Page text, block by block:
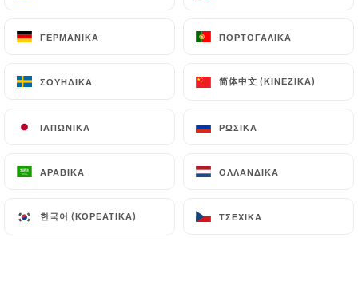
ΓΕΡΜΑΝΙΚΆ ΠΟΡΤΟΓΑΛΙΚΆ
ΣΟΥΗΔΙΚΆ 简体中文 (ΚΙΝΈΖΙΚΑ)
ΙΑΠΩΝΙΚΆ ΡΩΣΙΚΆ
ΑΡΑΒΙΚΆ ΟΛΛΑΝΔΙΚΆ
한국어 (ΚΟΡΕΆΤΙΚΑ) ΤΣΈΧΙΚΑ
ΓΕΡΜΑΝΙΚΆ ΠΟΡΤΟΓΑΛΙΚΆ
ΣΟΥΗΔΙΚΆ 简体中文 (ΚΙΝΈΖΙΚΑ)
ΙΑΠΩΝΙΚΆ ΡΩΣΙΚΆ
ΑΡΑΒΙΚΆ ΟΛΛΑΝΔΙΚΆ
한국어 (ΚΟΡΕΆΤΙΚΑ) ΤΣΈΧΙΚΑ